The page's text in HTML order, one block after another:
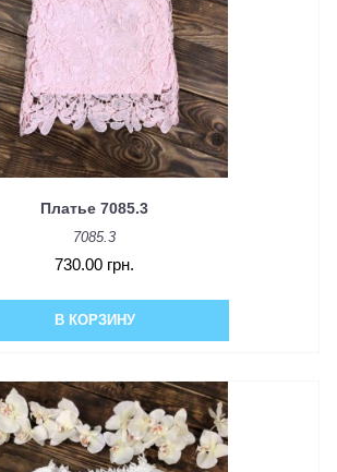
Платье 7085.3
7085.3
730.00 грн.
В КОРЗИНУ